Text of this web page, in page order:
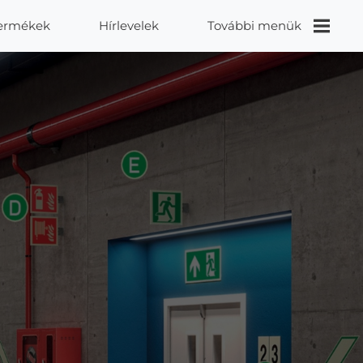
Hírlevelek További menük
Videók